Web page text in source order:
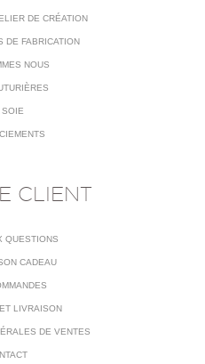
DE CRÉATION
DE FABRICATION
NOUS
SOIE
CLIENT
QUESTIONS
CADEAU
LIVRAISON
DE VENTES